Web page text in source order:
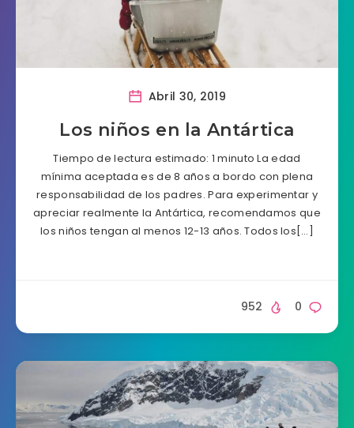
Abril 30, 2019
Los niños en la Antártica
Tiempo de lectura estimado: 1 minuto La edad
mínima aceptada es de 8 años a bordo con plena
responsabilidad de los padres. Para experimentar y
apreciar realmente la Antártica, recomendamos que
los niños tengan al menos 12-13 años. Todos los[…]
0
952